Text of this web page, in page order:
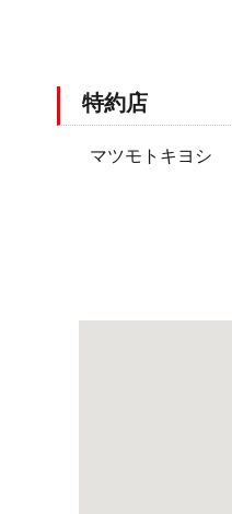
特約店
マツモトキヨシ